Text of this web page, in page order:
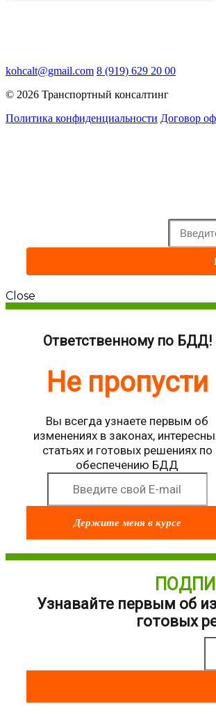
kohcalt@gmail.com 8 (919) 629 20 00
© 2026 Транспортный консалтинг
Политика конфиденциальности Договор
Close
Ответственному по БДД!
Не пропусти
Вы всегда узнаете первым об
изменениях в законах,
статьях и готовых решениях по
обеспечению БДД
Держите меня в курсе
Узнавайте первым об
готовых